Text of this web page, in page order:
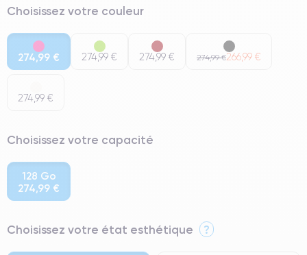
Choisissez votre couleur
274,99 € 274,99 € 274,99 € 274,99 €266,99 €
274,99 €
Choisissez votre capacité
128 Go
274,99 €
Choisissez votre état esthétique ?